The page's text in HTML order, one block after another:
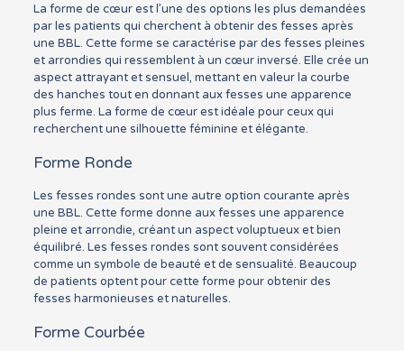
La forme de cœur est l’une des options les plus demandées
par les patients qui cherchent à obtenir des fesses après
une BBL. Cette forme se caractérise par des fesses pleines
et arrondies qui ressemblent à un cœur inversé. Elle crée un
aspect attrayant et sensuel, mettant en valeur la courbe
des hanches tout en donnant aux fesses une apparence
plus ferme. La forme de cœur est idéale pour ceux qui
recherchent une silhouette féminine et élégante.
Forme Ronde
Les fesses rondes sont une autre option courante après
une BBL. Cette forme donne aux fesses une apparence
pleine et arrondie, créant un aspect voluptueux et bien
équilibré. Les fesses rondes sont souvent considérées
comme un symbole de beauté et de sensualité. Beaucoup
de patients optent pour cette forme pour obtenir des
fesses harmonieuses et naturelles.
Forme Courbée